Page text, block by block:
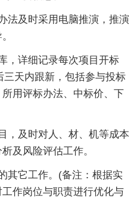
及时采用电脑推演，推演
详细记录每次项目开标
天内跟新，包括参与投标
用评标办法、中标价、下
及时对人、材、机等成本
及风险评估工作。
它工作。(备注：根据实
作岗位与职责进行优化与